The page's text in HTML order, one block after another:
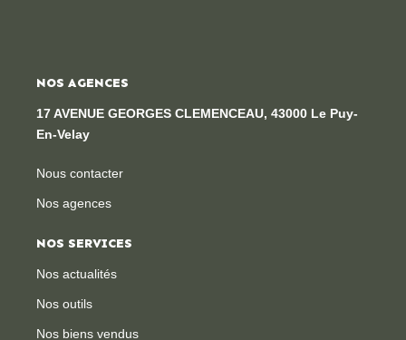
NOS AGENCES
17 AVENUE GEORGES CLEMENCEAU, 43000 Le Puy-
En-Velay
Nous contacter
Nos agences
NOS SERVICES
Nos actualités
Nos outils
Nos biens vendus